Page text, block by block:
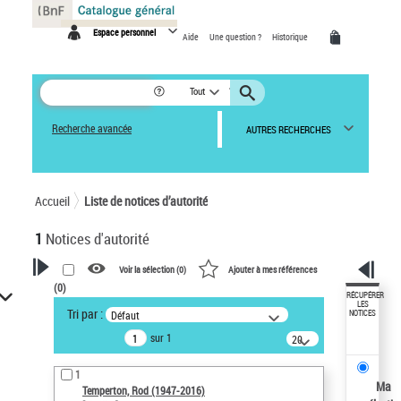
Espace personnel Aide Une question ? Historique
Tout
Recherche avancée AUTRES RECHERCHES
Accueil Liste de notices d’autorité
1 Notices d'autorité
VOTRE RECHERCHE
Recherche avancée dans les
notices d’autorité
Œuvres liées à l'auteur :
Temperton, Rod (1947-2016)
Voir la sélection (0) Ajouter à mes références
(0)
Tri par : Défaut
sur 1
20
résultats/page
1
Temperton, Rod (1947-2016)
RÉCUPÉRER
LES
NOTICES
Ma
Panneau de gestion des cookies